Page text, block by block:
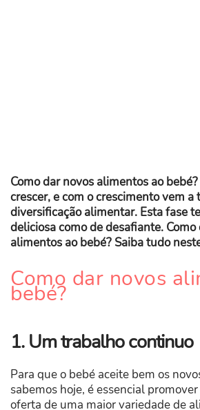
Como dar novos alimentos ao
crescer, e com o crescimento vem a
diversificação alimentar. Esta fase
deliciosa como de desafiante. Como
alimentos ao bebé? Saiba tudo
Como dar novos
bebé?
1. Um trabalho continuo
Para que o bebé aceite bem os
sabemos hoje, é essencial
oferta de uma maior variedade de